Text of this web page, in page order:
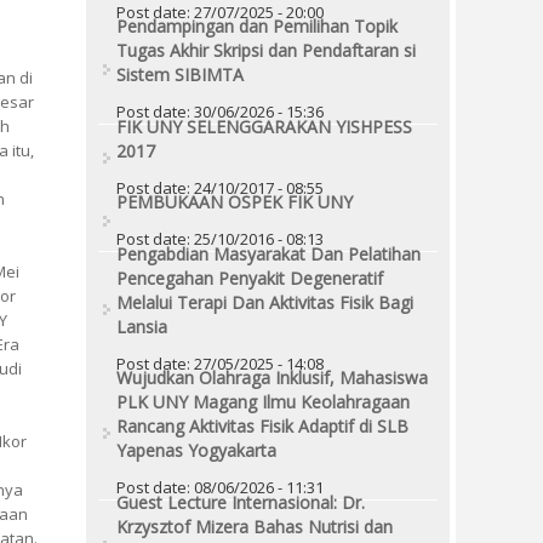
di
itu,
Post date: 27/07/2025 - 20:00
Pendampingan dan Pemilihan Topik
Tugas Akhir Skripsi dan Pendaftaran si
Sistem SIBIMTA
Post date: 30/06/2026 - 15:36
FIK UNY SELENGGARAKAN YISHPESS
2017
Post date: 24/10/2017 - 08:55
PEMBUKAAN OSPEK FIK UNY
Post date: 25/10/2016 - 08:13
Pengabdian Masyarakat Dan Pelatihan
Pencegahan Penyakit Degeneratif
Melalui Terapi Dan Aktivitas Fisik Bagi
Lansia
Post date: 27/05/2025 - 14:08
Wujudkan Olahraga Inklusif, Mahasiswa
PLK UNY Magang Ilmu Keolahragaan
Rancang Aktivitas Fisik Adaptif di SLB
Yapenas Yogyakarta
Post date: 08/06/2026 - 11:31
Guest Lecture Internasional: Dr.
Krzysztof Mizera Bahas Nutrisi dan